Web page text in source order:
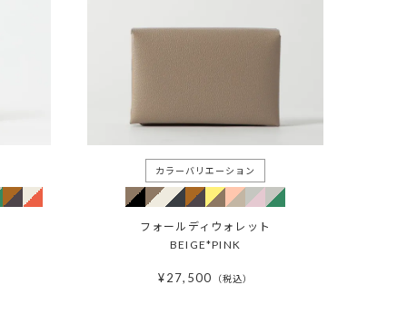
フォールディウォレット
BEIGE*PINK
¥27,500 税込